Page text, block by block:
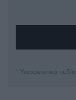
* Υποχρεωτικά πεδία